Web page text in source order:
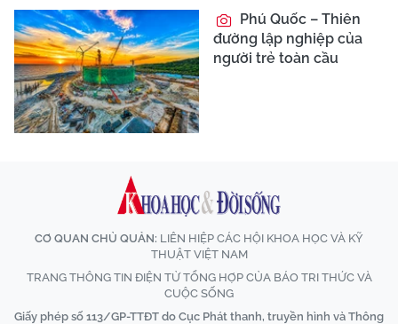
Phú Quốc – Thiên
đường lập nghiệp của
người trẻ toàn cầu
CƠ QUAN CHỦ QUẢN: LIÊN HIỆP CÁC HỘI KHOA HỌC VÀ KỸ
THUẬT VIỆT NAM
TRANG THÔNG TIN ĐIỆN TỬ TỔNG HỢP CỦA BÁO TRI THỨC VÀ
CUỘC SỐNG
Giấy phép số 113/GP-TTĐT do Cục Phát thanh, truyền hình và Thông